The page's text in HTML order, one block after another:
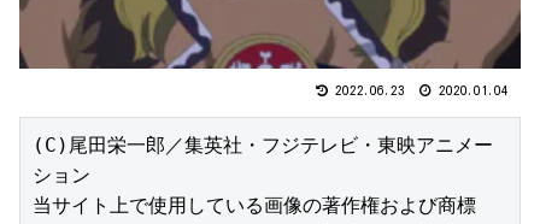
2022.06.23 2020.01.04
(C)尾田栄一郎／集英社・フジテレビ・東映アニメー
ション
当サイト上で使用している画像の著作権および商標